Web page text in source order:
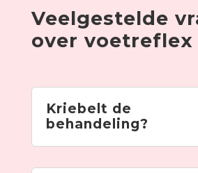
Veelgestelde
over voetreflex
Kriebelt de
behandeling?